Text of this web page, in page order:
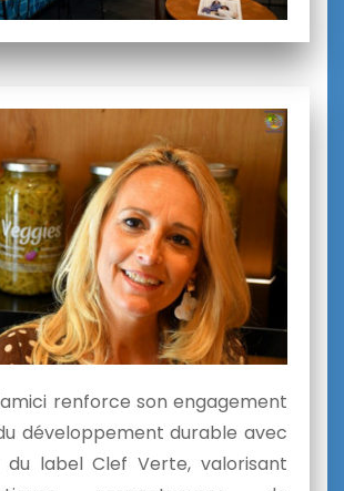
renforce son engagement
développement durable avec
du label Clef Verte, valorisant